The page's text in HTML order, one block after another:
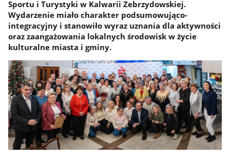
Sportu i Turystyki w Kalwarii Zebrzydowskiej.
Wydarzenie miało charakter podsumowująco-
integracyjny i stanowiło wyraz uznania dla aktywności
oraz zaangażowania lokalnych środowisk w życie
kulturalne miasta i gminy.